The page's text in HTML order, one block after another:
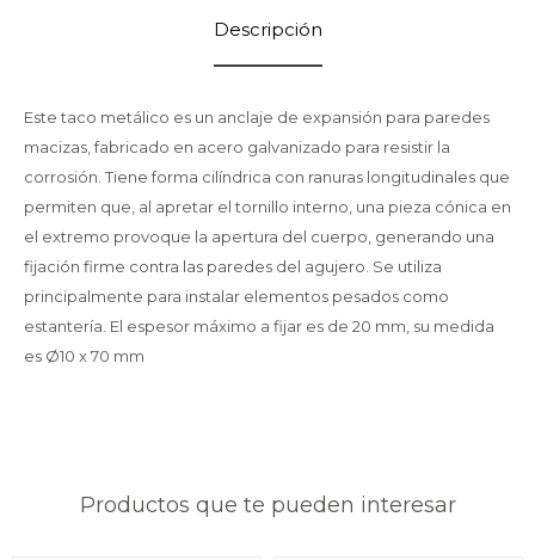
Descripción
Este taco metálico es un anclaje de expansión para paredes
macizas, fabricado en acero galvanizado para resistir la
corrosión. Tiene forma cilíndrica con ranuras longitudinales que
permiten que, al apretar el tornillo interno, una pieza cónica en
el extremo provoque la apertura del cuerpo, generando una
fijación firme contra las paredes del agujero. Se utiliza
principalmente para instalar elementos pesados como
estantería. El espesor máximo a fijar es de 20 mm, su medida
es Ø10 x 70 mm
Productos que te pueden interesar